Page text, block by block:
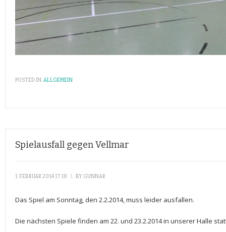
POSTED IN:ALLGEMEIN
Spielausfall gegen Vellmar
1. FEBRUAR 2014 17:18 \ BY GUNNAR
Das Spiel am Sonntag, den 2.2.2014, muss leider ausfallen.
Die nächsten Spiele finden am 22. und 23.2.2014 in unserer Halle